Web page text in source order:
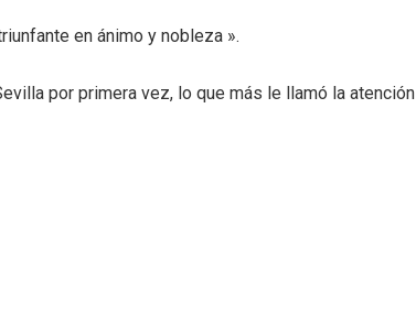
en ánimo y nobleza ».
por primera vez, lo que más le llamó la atención